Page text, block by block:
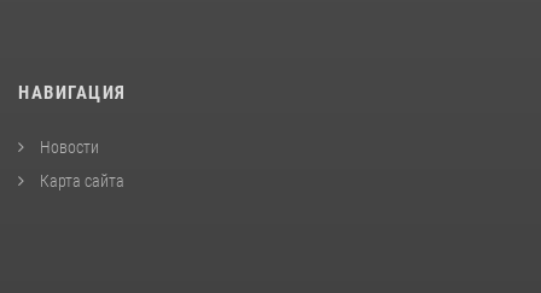
НАВИГАЦИЯ
Новости
Карта сайта